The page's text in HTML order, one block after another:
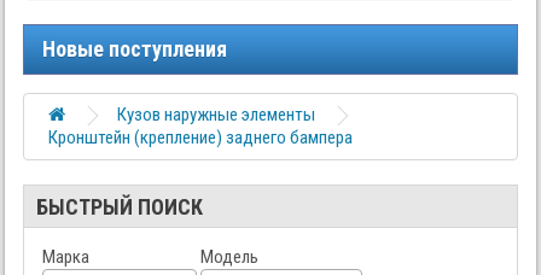
Новые поступления
Кузов наружные элементы
Кронштейн (крепление) заднего бампера
БЫСТРЫЙ ПОИСК
Марка
Модель